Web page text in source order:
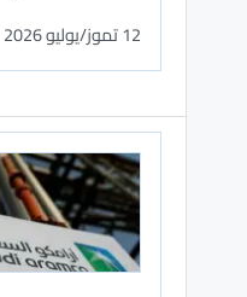
12 تموز/يوليو 2026